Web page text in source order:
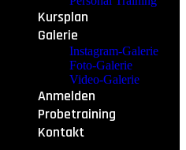
Kursplan
Galerie
Instagram-Galerie
Foto-Galerie
Video-Galerie
Anmelden
Probetraining
Kontakt